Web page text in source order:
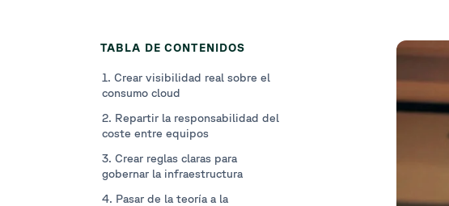
TABLA DE CONTENIDOS
1. Crear visibilidad real sobre el
consumo cloud
2. Repartir la responsabilidad del
coste entre equipos
3. Crear reglas claras para
gobernar la infraestructura
4. Pasar de la teoría a la